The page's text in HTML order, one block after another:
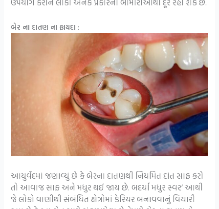
બેર ના દાતણ ના ફાયદા :
આયુર્વેદમાં જણાવ્યું છે કે બેરના દાતણથી નિયમિત દાંત સાફ કરો
તો આવાજ સાફ અને મધુર થઈ જાય છે. બદર્યા મધુર સ્વર’ આથી
જે લોકો વાણીથી સંબંધિત ક્ષેત્રોમાં કેરિયર બનાવવાનું વિચારી